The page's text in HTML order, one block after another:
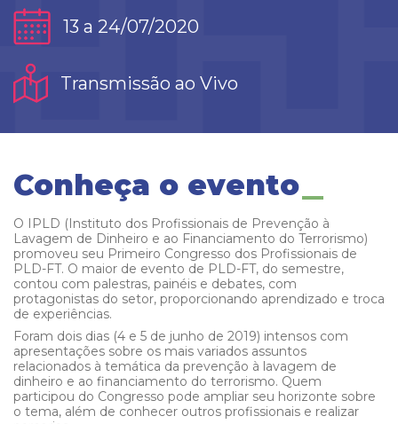
13 a 24/07/2020
Transmissão ao Vivo
Conheça o evento
O IPLD (Instituto dos Profissionais de Prevenção à
Lavagem de Dinheiro e ao Financiamento do Terrorismo)
promoveu seu Primeiro Congresso dos Profissionais de
PLD-FT. O maior de evento de PLD-FT, do semestre,
contou com palestras, painéis e debates, com
protagonistas do setor, proporcionando aprendizado e troca
de experiências.
Foram dois dias (4 e 5 de junho de 2019) intensos com
apresentações sobre os mais variados assuntos
relacionados à temática da prevenção à lavagem de
dinheiro e ao financiamento do terrorismo. Quem
participou do Congresso pode ampliar seu horizonte sobre
o tema, além de conhecer outros profissionais e realizar